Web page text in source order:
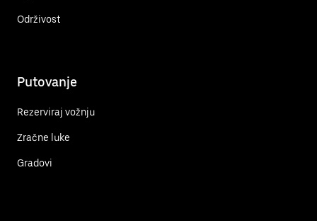
Održivost
Putovanje
Rezerviraj vožnju
Zračne luke
Gradovi